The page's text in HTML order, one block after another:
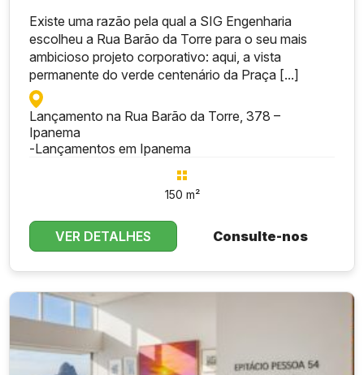
Existe uma razão pela qual a SIG Engenharia
escolheu a Rua Barão da Torre para o seu mais
ambicioso projeto corporativo: aqui, a vista
permanente do verde centenário da Praça [...]
Lançamento na Rua Barão da Torre, 378 –
Ipanema
-Lançamentos em Ipanema
150 m²
VER DETALHES Consulte-nos